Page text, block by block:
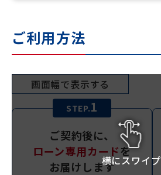
ご利用方法
画面幅で表示する
STEP.1
ご契約後に、
ローン専用カードを
お届けします横にスワイプ